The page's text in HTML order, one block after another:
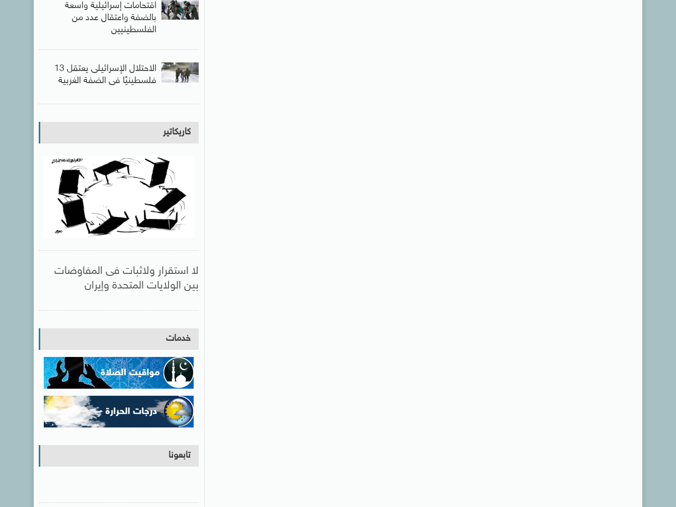
اقتحامات إسرائيلية واسعة
بالضفة واعتقال عدد من
الفلسطينيين
الاحتلال الإسرائيلى يعتقل 13
فلسطينيًا فى الضفة الغربية
كاريكاتير
لا استقرار ولاثبات فى المفاوضات
بين الولايات المتحدة وإيران
خدمات
تابعونا